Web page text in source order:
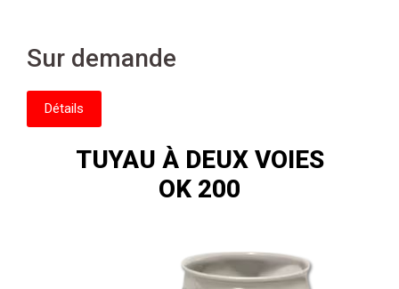
Sur demande
Détails
TUYAU À DEUX VOIES
OK 200